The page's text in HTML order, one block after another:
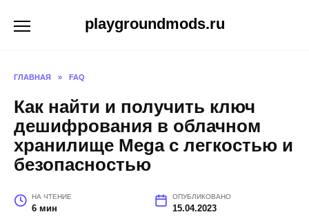
playgroundmods.ru
ГЛАВНАЯ » FAQ
Как найти и получить ключ
дешифрования в облачном
хранилище Mega с легкостью и
безопасностью
НА ЧТЕНИЕ
6 мин
ОПУБЛИКОВАНО
15.04.2023